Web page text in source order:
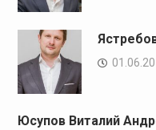
Юсупов Виталий